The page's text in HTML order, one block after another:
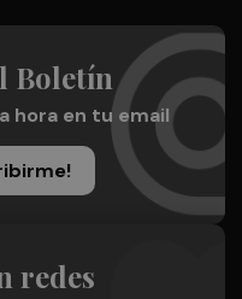
Boletín
hora en tu email
redes